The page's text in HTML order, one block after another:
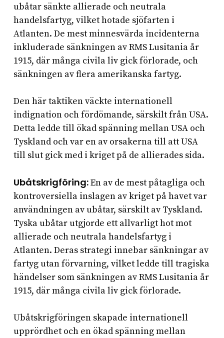
ubåtar sänkte allierade och neutrala
handelsfartyg, vilket hotade sjöfarten i
Atlanten. De mest minnesvärda incidenterna
inkluderade sänkningen av RMS Lusitania år
1915, där många civila liv gick förlorade, och
sänkningen av flera amerikanska fartyg.
Den här taktiken väckte internationell
indignation och fördömande, särskilt från USA.
Detta ledde till ökad spänning mellan USA och
Tyskland och var en av orsakerna till att USA
till slut gick med i kriget på de allierades sida.
Ubåtskrigföring:En av de mest påtagliga och
kontroversiella inslagen av kriget på havet var
användningen av ubåtar, särskilt av Tyskland.
Tyska ubåtar utgjorde ett allvarligt hot mot
allierade och neutrala handelsfartyg i
Atlanten. Deras strategi innebar sänkningar av
fartyg utan förvarning, vilket ledde till tragiska
händelser som sänkningen av RMS Lusitania år
1915, där många civila liv gick förlorade.
Ubåtskrigföringen skapade internationell
upprördhet och en ökad spänning mellan